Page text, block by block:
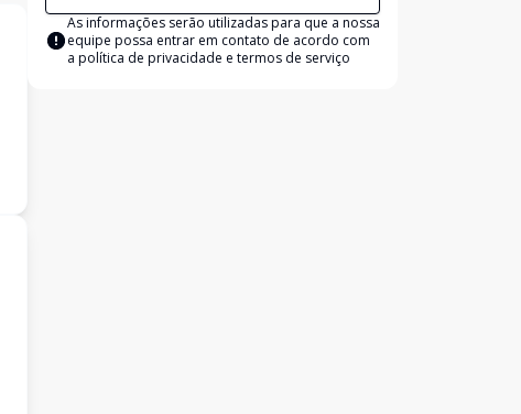
As informações serão utilizadas para que a nossa
equipe possa entrar em contato de acordo com
a política de privacidade e termos de serviço